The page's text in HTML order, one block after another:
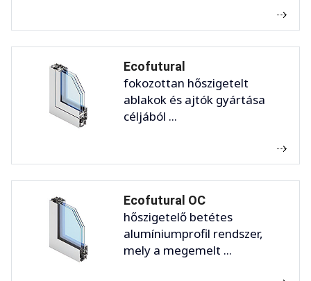
Ecofutural
fokozottan hőszigetelt
ablakok és ajtók gyártása
céljából ...
Ecofutural OC
hőszigetelő betétes
alumíniumprofil rendszer,
mely a megemelt ...